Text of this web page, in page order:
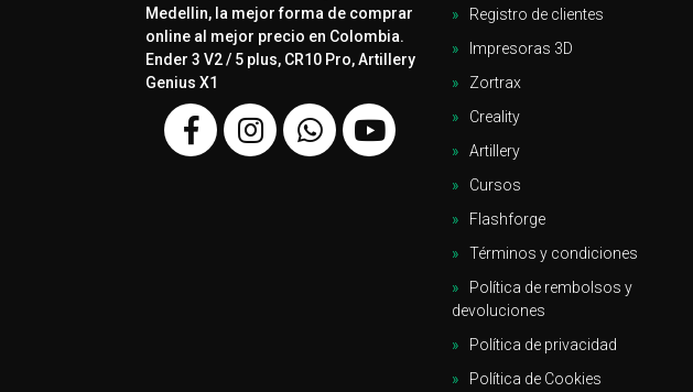
Medellin, la mejor forma de comprar
online al mejor precio en Colombia.
Ender 3 V2 / 5 plus, CR10 Pro, Artillery
Genius X1
Registro de clientes
Impresoras 3D
Zortrax
Creality
Artillery
Cursos
Flashforge
Términos y condiciones
Política de rembolsos y
devoluciones
Política de privacidad
Política de Cookies